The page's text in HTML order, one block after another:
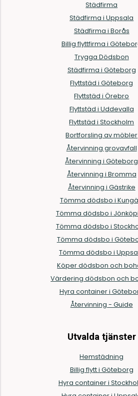
Städfirma
Städfirma i Uppsala
Städfirma i Borås
Billig flyttfirma i
Trygga Dödsbon
Städfirma i Göteborg
Flyttstäd i Göteborg
Flyttstäd i Örebro
Flyttstäd i Uddevalla
Flyttstäd i Stockholm
Bortforsling av möbler
Återvinning grovavfall
Återvinning i Göteborg
Återvinning i Bromma
Återvinning i Gästrike
Tömma dödsbo i
Tömma dödsbo i
Tömma dödsbo i
Tömma dödsbo i
Tömma dödsbo i
Köper dödsbon och
Värdering dödsbon och
Hyra container i
Återvinning - Guide
Utvalda tjänster
Hemstädning
Billig flytt i Göteborg
Hyra container i